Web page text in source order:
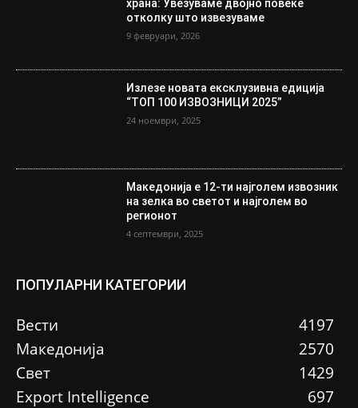
храна: Увезуваме двојно повеќе
отколку што извезуваме
9 февруари, 2026
Излезе новата ексклузивна едиција
“ТОП 100 ИЗВОЗНИЦИ 2025”
24 ноември, 2025
Македонија е 12-ти најголем извозник
на зелка во светот и најголем во
регионот
4 септември, 2025
ПОПУЛАРНИ КАТЕГОРИИ
Вести
4197
Македонија
2570
Свет
1429
Еxport Intelligence
697